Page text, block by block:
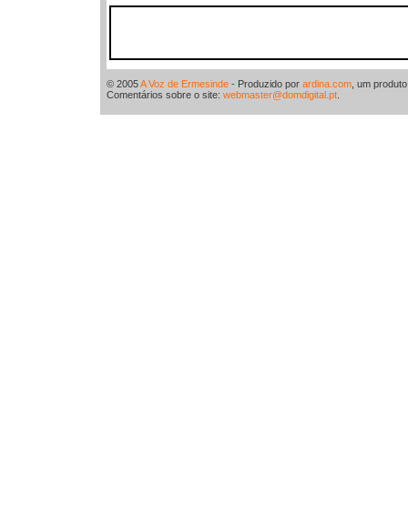
© 2005A Voz de Ermesinde - Produzido por ardina.com , um
Comentários sobre o site: webmaster@domdigital.pt